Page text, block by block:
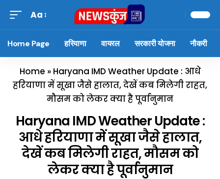
Aa
Home Page हरियाणा वायरल सरकारी योजना नौकरी
Home » Haryana IMD Weather Update : आधे
हरियाणा में सूखा जैसे हालात, देखें कब मिलेगी राहत,
मौसम को लेकर क्या है पूर्वानुमान
Haryana IMD Weather Update :
आधे हरियाणा में सूखा जैसे हालात,
देखें कब मिलेगी राहत, मौसम को
लेकर क्या है पूर्वानुमान